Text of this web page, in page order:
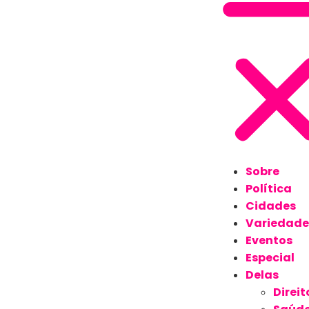
Sobre
Política
Cidades
Eventos
Especial
Delas